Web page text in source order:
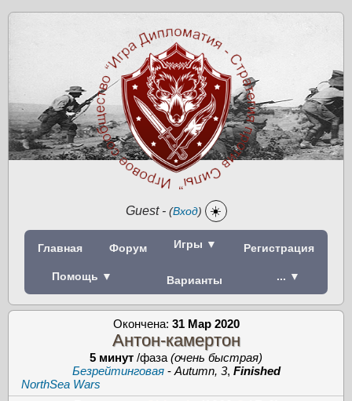
Guest- (Вход) ☀️
Главная Форум Игры ▼ Регистрация
Помощь ▼ Варианты ... ▼
Окончена: 31 Мар 2020
Антон-камертон
5 минут /фаза (очень быстрая)
Безрейтинговая- Autumn, 3, Finished
NorthSea Wars